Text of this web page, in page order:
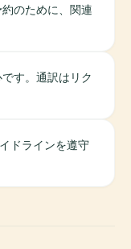
のために、関連
す。通訳はリク
ドラインを遵守